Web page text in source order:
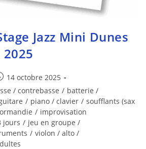
Jazz Mini Dunes
14 octobre 2025
/ contrebasse / batterie /
/ piano / clavier / soufflants (sax
/ improvisation
jours / jeu en groupe /
/ violon / alto /